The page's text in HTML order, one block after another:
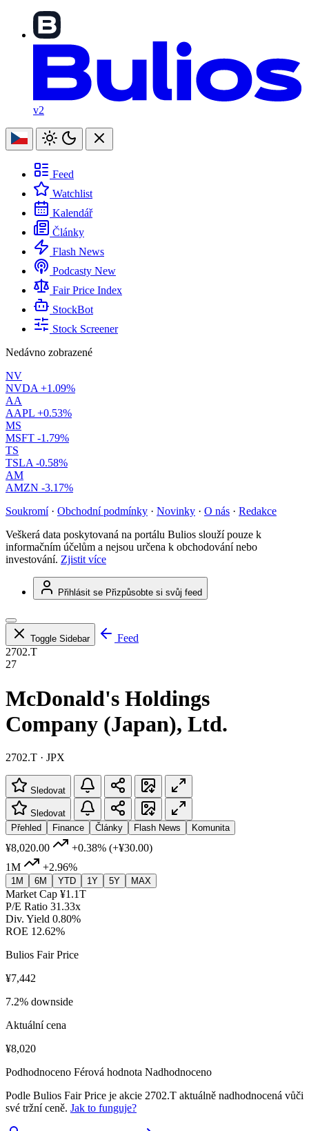
v2
Feed
Watchlist
Kalendář
Články
Flash News
Podcasty New
Fair Price Index
StockBot
Stock Screener
Nedávno zobrazené
NV
NVDA +1.09%
AA
AAPL +0.53%
MS
MSFT -1.79%
TS
TSLA -0.58%
AM
AMZN -3.17%
Soukromí · Obchodní podmínky · Novinky · O nás · Redakce
Veškerá data poskytovaná na portálu Bulios slouží pouze k
informačním účelům a nejsou určena k obchodování nebo
investování. Zjistit více
Přihlásit se Přizpůsobte si svůj feed
Toggle Sidebar
Feed
2702.T
27
McDonald's Holdings
Company (Japan), Ltd.
2702.T · JPX
Sledovat
Sledovat
Přehled
Finance Články Flash News Komunita
¥8,020.00 +0.38% (+¥30.00)
1M
+2.96%
1M 6M YTD 1Y 5Y MAX
Market Cap ¥1.1T
P/E Ratio 31.33x
Div. Yield 0.80%
ROE 12.62%
Bulios Fair Price
¥7,442
7.2% downside
Aktuální cena
¥8,020
Podhodnoceno Férová hodnota Nadhodnoceno
Podle Bulios Fair Price je akcie 2702.T aktuálně nadhodnocená vůči
své tržní ceně. Jak to funguje?